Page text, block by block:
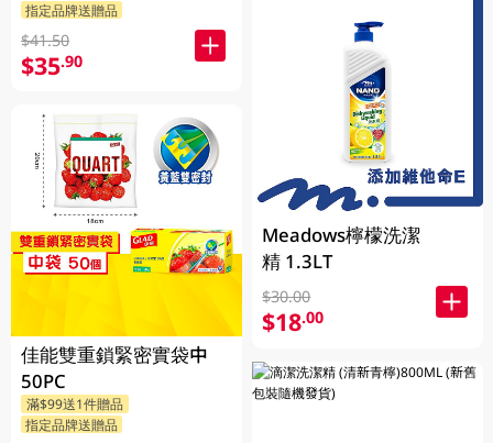
指定品牌送贈品
$41.50
$35.90
佳能雙重鎖緊密實袋中
50PC
滿$99送1件贈品
指定品牌送贈品
Meadows檸檬洗潔
精 1.3LT
$30.00
$18.00